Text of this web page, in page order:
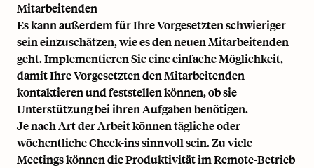
Mitarbeitenden
Es kann außerdem für Ihre Vorgesetzten schwieriger
sein einzuschätzen, wie es den neuen Mitarbeitenden
geht. Implementieren Sie eine einfache Möglichkeit,
damit Ihre Vorgesetzten den Mitarbeitenden
kontaktieren und feststellen können, ob sie
Unterstützung bei ihren Aufgaben benötigen.
Je nach Art der Arbeit können tägliche oder
wöchentliche Check-ins sinnvoll sein. Zu viele
Meetings können die Produktivität im Remote-Betrieb